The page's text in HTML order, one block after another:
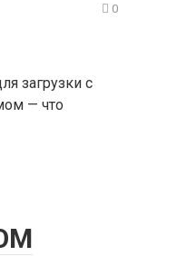
0
загрузки с
— что